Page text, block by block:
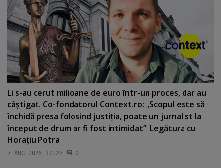
Li s-au cerut milioane de euro într-un proces, dar au
câştigat. Co-fondatorul Context.ro: „Scopul este să
închidă presa folosind justiţia, poate un jurnalist la
început de drum ar fi fost intimidat”. Legătura cu
Horaţiu Potra
7 AUG 2026 17:27 0